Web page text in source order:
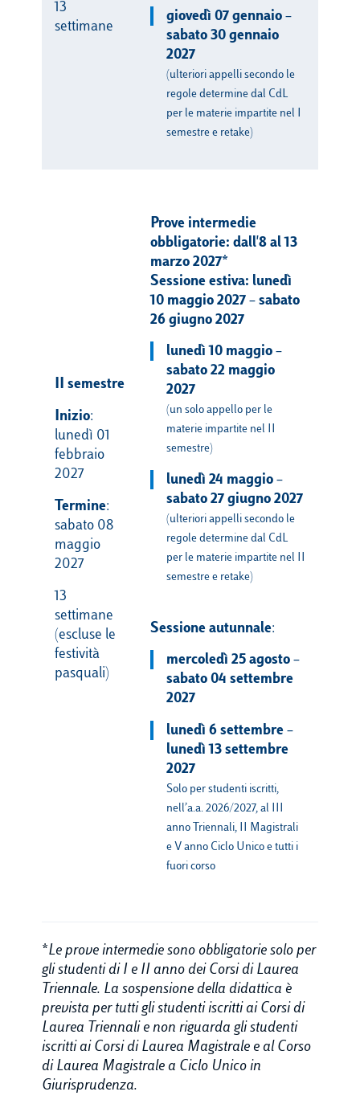
13
settimane
giovedì 07 gennaio –
sabato 30 gennaio
2027
(ulteriori appelli secondo le
regole determine dal CdL
per le materie impartite nel I
semestre e retake)
II semestre
Inizio:
lunedì 01
febbraio
2027
Termine:
sabato 08
maggio
2027
13
settimane
(escluse le
festività
pasquali)
Prove intermedie
obbligatorie: dall'8 al 13
marzo 2027*
Sessione estiva: lunedì
10 maggio 2027 – sabato
26 giugno 2027
lunedì 10 maggio –
sabato 22 maggio
2027
(un solo appello per le
materie impartite nel II
semestre)
lunedì 24 maggio –
sabato 27 giugno 2027
(ulteriori appelli secondo le
regole determine dal CdL
per le materie impartite nel II
semestre e retake)
Sessione autunnale:
mercoledì 25 agosto –
sabato 04 settembre
2027
lunedì 6 settembre –
lunedì 13 settembre
2027
Solo per studenti iscritti,
nell’a.a. 2026/2027, al III
anno Triennali, II Magistrali
e V anno Ciclo Unico e tutti i
fuori corso
*Le prove intermedie sono obbligatorie solo per
gli studenti di I e II anno dei Corsi di Laurea
Triennale. La sospensione della didattica è
prevista per tutti gli studenti iscritti ai Corsi di
Laurea Triennali e non riguarda gli studenti
iscritti ai Corsi di Laurea Magistrale e al Corso
di Laurea Magistrale a Ciclo Unico in
Giurisprudenza.